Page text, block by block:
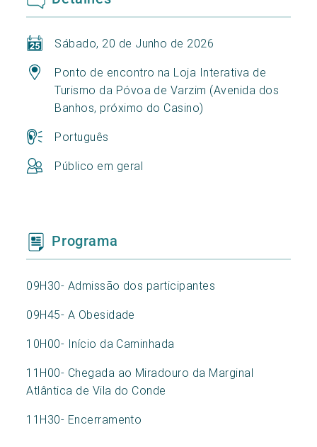
Sábado, 20 de Junho de 2026
Ponto de encontro na Loja Interativa de
Turismo da Póvoa de Varzim (Avenida dos
Banhos, próximo do Casino)
Português
Público em geral
Programa
09H30- Admissão dos participantes
09H45- A Obesidade
10H00- Início da Caminhada
11H00- Chegada ao Miradouro da Marginal
Atlântica de Vila do Conde
11H30- Encerramento